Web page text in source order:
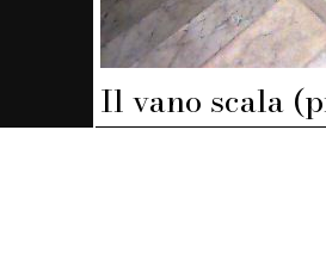
Il vano scala